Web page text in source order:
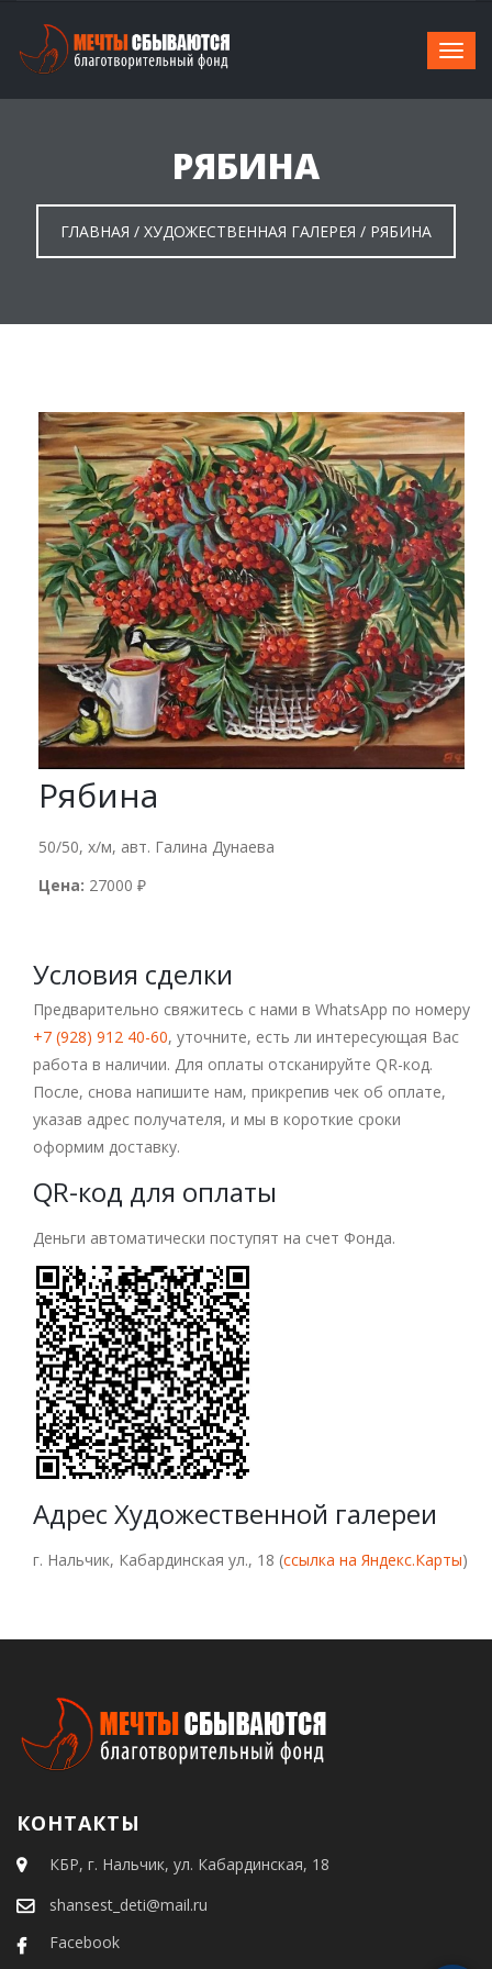
РЯБИНА
ГЛАВНАЯ / ХУДОЖЕСТВЕННАЯ ГАЛЕРЕЯ / РЯБИНА
Рябина
50/50, х/м, авт. Галина Дунаева
Цена: 27000 ₽
Условия сделки
Предварительно свяжитесь с нами в WhatsApp по номеру
+7 (928) 912 40-60, уточните, есть ли интересующая Вас
работа в наличии. Для оплаты отсканируйте QR-код.
После, снова напишите нам, прикрепив чек об оплате,
указав адрес получателя, и мы в короткие сроки
оформим доставку.
QR-код для оплаты
Деньги автоматически поступят на счет Фонда.
Адрес Художественной галереи
г. Нальчик, Кабардинская ул., 18 (ссылка на Яндекс.Карты)
КОНТАКТЫ
КБР, г. Нальчик, ул. Кабардинская, 18
shansest_deti@mail.ru
Facebook